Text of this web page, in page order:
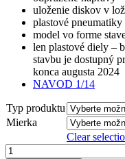
uloženie diskov v
plastové pneumatiky
model vo forme
len plastové diely –
stavbu je dostupný
konca augusta 2024
NAVOD 1/14
Typ produktu
Mierka
Clear
množstvo